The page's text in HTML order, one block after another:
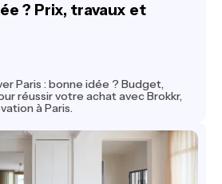
? Prix, travaux et
Paris : bonne idée ? Budget,
réussir votre achat avec Brokkr,
à Paris.